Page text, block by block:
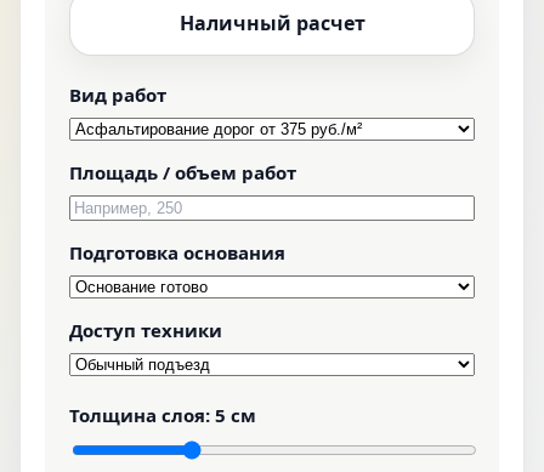
Наличный расчет
Вид работ
Площадь / объем работ
Подготовка основания
Доступ техники
Толщина слоя: 5 см